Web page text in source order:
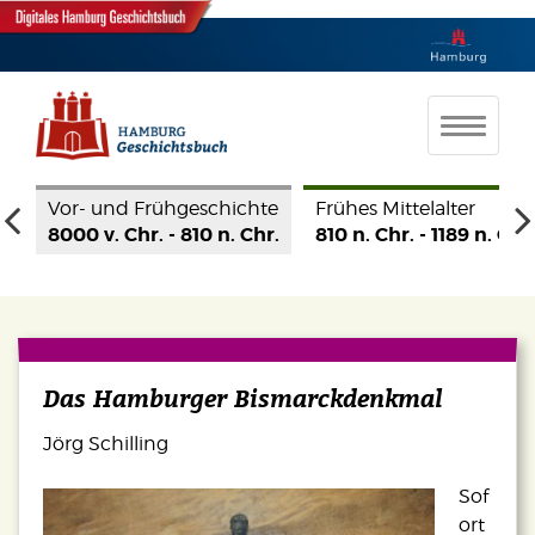
Frühes Mittelalter
810 n. Chr. - 1189 n. Chr.
Hohes Mittelalter
1190 - 1350
Das Hamburger Bismarckdenkmal
Jörg Schilling
Sof
ort